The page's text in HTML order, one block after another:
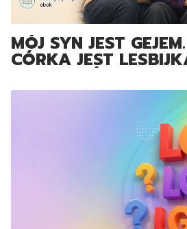
MÓJ SYN JEST
CÓRKA JEST
WESPRZEĆ SWOJE